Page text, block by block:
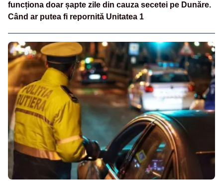
funcționa doar șapte zile din cauza secetei pe Dunăre.
Când ar putea fi repornită Unitatea 1